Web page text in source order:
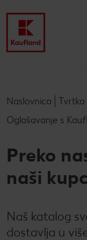
Preskoči na
Podnožje
Naše vrijednosti
Naša kultura
Compliance
Nagrade i
Kronika
Tu smo za tebe
Naša
Djela, ne riječi
Zalažemo se za
Mediji
Poslovna
Natječaji za
Naša poklon-
Nekretnine
Kaufland kao
Naslovnica | Tvrtka
Oglašavanje s
Preko
naši
Naš katalog
dostavlja u